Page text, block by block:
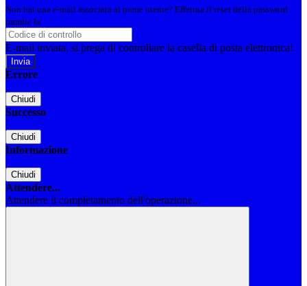
Non hai una e-mail associata al nome utente? Effettua il reset della password
tramite la
E-mail inviata, si prega di controllare la casella di posta elettronica!
Errore
Chiudi
Successo
Chiudi
Informazione
Chiudi
Attendere...
Attendere il completamento dell'operazione...